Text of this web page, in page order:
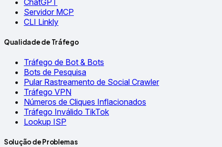
Servidor MCP
CLI Linkly
Qualidade de Tráfego
Tráfego de Bot & Bots
Bots de Pesquisa
Pular Rastreamento de Social Crawler
Tráfego VPN
Números de Cliques Inflacionados
Tráfego Inválido TikTok
Lookup ISP
Solução de Problemas